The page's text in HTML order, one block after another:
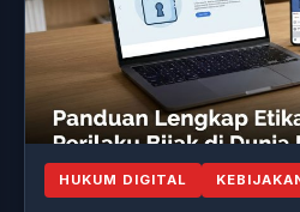
HUKUM DIGITAL